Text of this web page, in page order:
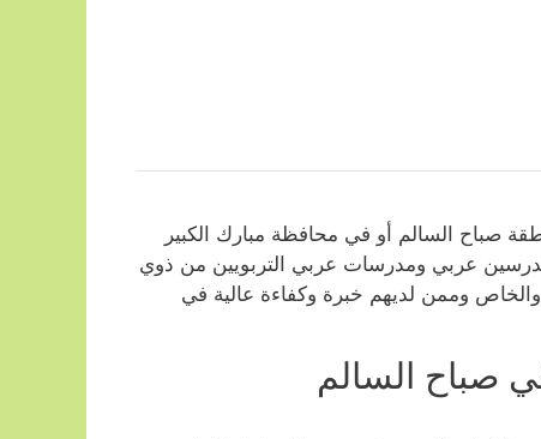
صباح السالم أو في محافظة مبارك الكبير
عربي ومدرسات عربي التربويين من ذوي
والخاص وممن لديهم خبرة وكفاءة عالية في
صباح السالم